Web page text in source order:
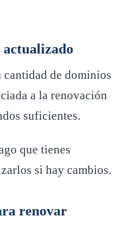
actualizado
cantidad de dominios
a la renovación
suficientes.
que tienes
si hay cambios.
renovar